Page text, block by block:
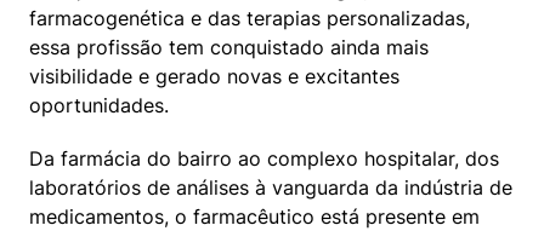
farmacogenética e das terapias personalizadas,
essa profissão tem conquistado ainda mais
visibilidade e gerado novas e excitantes
oportunidades.
Da farmácia do bairro ao complexo hospitalar, dos
laboratórios de análises à vanguarda da indústria de
medicamentos, o farmacêutico está presente em